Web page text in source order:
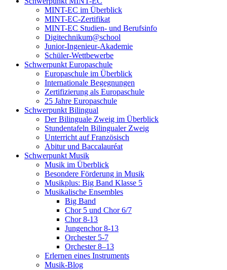
MINT-EC im Überblick
MINT-EC-Zertifikat
MINT-EC Studien- und Berufsinfo
Digitechnikum­@school
Junior-Ingenieur-Akademie
Schüler-Wettbewerbe
Schwerpunkt Europaschule
Europaschule im Überblick
Internationale Begegnungen
Zertifizierung als Europaschule
25 Jahre Europaschule
Schwerpunkt Bilingual
Der Bilinguale Zweig im Überblick
Stundentafeln Bilingualer Zweig
Unterricht auf Französisch
Abitur und Baccalauréat
Schwerpunkt Musik
Musik im Überblick
Besondere Förderung in Musik
Musikplus: Big Band Klasse 5
Musikalische Ensembles
Big Band
Chor 5 und Chor 6/7
Chor 8-13
Jungenchor 8-13
Orchester 5-7
Orchester 8–13
Erlernen eines Instruments
Musik-Blog